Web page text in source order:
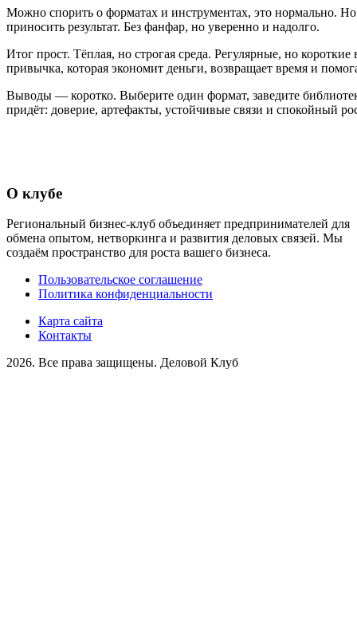
Можно спорить о форматах и инструментах, это нормально.
приносить результат. Без фанфар, но уверенно и надолго.
Итог прост. Тёплая, но строгая среда. Регулярные, но
привычка, которая экономит деньги, возвращает время и
Выводы — коротко. Выберите один формат, заведите
придёт: доверие, артефакты, устойчивые связи и спокойный
О клубе
Региональный бизнес-клуб объединяет предпринимателей для
обмена опытом, нетворкинга и развития деловых связей. Мы
создаём пространство для роста вашего бизнеса.
Пользовательское соглашение
Политика конфиденциальности
Карта сайта
Контакты
2026. Все права защищены. Деловой Клуб